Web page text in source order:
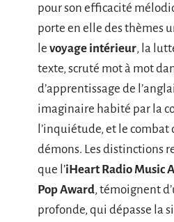
pour son efficacité
porte en elle des thèmes
le voyage intérieur, la
texte, scruté mot à mot
d’apprentissage de
imaginaire habité par la
l’inquiétude, et le combat
démons. Les distinctions
que l’iHeart Radio Music
Pop Award, témoignent
profonde, qui dépasse la